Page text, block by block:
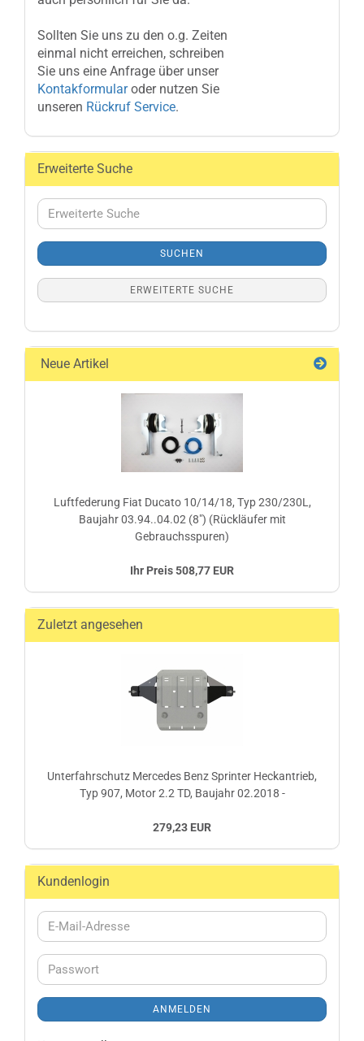
Sollten Sie uns zu den o.g. Zeiten
einmal nicht erreichen, schreiben
Sie uns eine Anfrage über unser
Kontakformularoder nutzen Sie
unseren Rückruf Service.
Erweiterte Suche
Erweiterte
Suche
SUCHEN
ERWEITERTE SUCHE
Neue Artikel
Luftfederung Fiat Ducato 10/14/18, Typ 230/230L,
Baujahr 03.94..04.02 (8") (Rückläufer mit
Gebrauchsspuren)
Ihr Preis 508,77 EUR
Zuletzt angesehen
Unterfahrschutz Mercedes Benz Sprinter Heckantrieb,
Typ 907, Motor 2.2 TD, Baujahr 02.2018 -
279,23 EUR
Kundenlogin
E-
Mail-
Passwort
ANMELDEN